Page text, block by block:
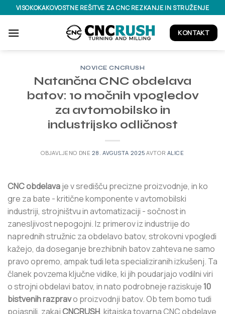
Skoči
na
vsebino
VISOKOKAKOVOSTNE REŠITVE ZA CNC REZKANJE IN STRUŽENJE
KONTAKT
NOVICE CNCRUSH
Natančna CNC obdelava
batov: 10 močnih vpogledov
za avtomobilsko in
industrijsko odličnost
OBJAVLJENO DNE 28. AVGUSTA 2025 AVTOR ALICE
CNC obdelavaje v središču precizne proizvodnje, in ko
gre za bate - kritične komponente v avtomobilski
industriji, strojništvu in avtomatizaciji - sočnost in
zanesljivost nepogojni. Iz primerov iz industrije do
naprednih stružnic za obdelavo batov, strokovni vpogledi
kažejo, da doseganje brezhibnih batov zahteva ne samo
pravo opremo, ampak tudi leta specializiranih izkušenj. Ta
članek povzema ključne vidike, ki jih poudarjajo vodilni viri
o strojni obdelavi batov, in nato podrobneje raziskuje10
bistvenih razpravo proizvodnji batov. Ob tem bomo tudi
pojasnili, zakajCNCRUSH, kitajska tovarna CNC obdelave